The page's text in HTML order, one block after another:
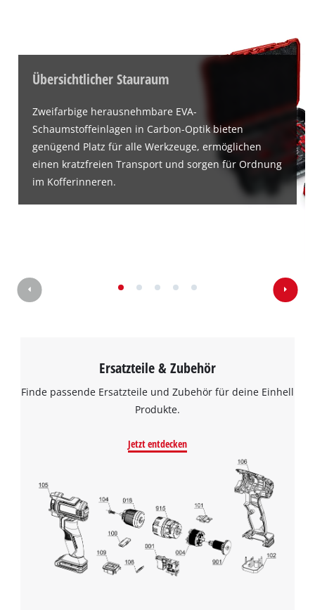
Übersichtlicher Stauraum
Zweifarbige herausnehmbare EVA-
Schaumstoffeinlagen in Carbon-Optik bieten
genügend Platz für alle Werkzeuge, ermöglichen
einen kratzfreien Transport und sorgen für Ordnung
im Kofferinneren.
Ersatzteile & Zubehör
Finde passende Ersatzteile und Zubehör für deine Einhell
Produkte.
Jetzt entdecken